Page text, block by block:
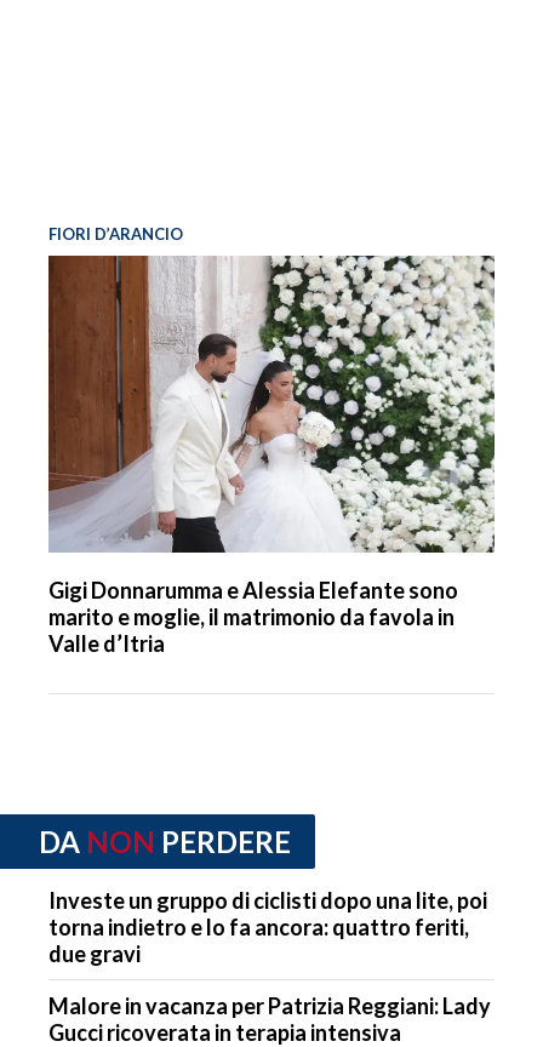
FIORI D’ARANCIO
Gigi Donnarumma e Alessia Elefante sono
marito e moglie, il matrimonio da favola in
Valle d’Itria
DA NON PERDERE
Investe un gruppo di ciclisti dopo una lite, poi
torna indietro e lo fa ancora: quattro feriti,
due gravi
Malore in vacanza per Patrizia Reggiani: Lady
Gucci ricoverata in terapia intensiva